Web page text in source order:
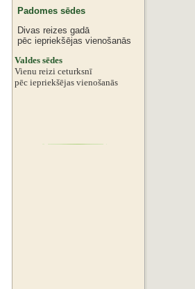
Padomes sēdes
Divas reizes gadā
pēc iepriekšējas vienošanās
‌Valdes sēdes
‌Vienu reizi ceturksnī
‌pēc iepriekšējas vienošanās